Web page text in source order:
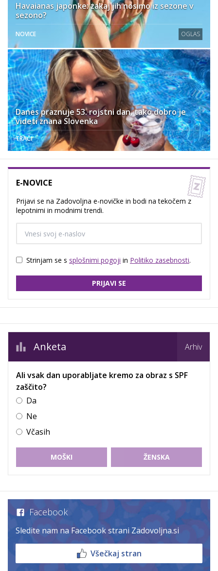
Havaianas japonke: zakaj jih nosimo iz sezone v
sezono?
NOVICE OGLAS
Danes praznuje 53. rojstni dan, tako dobro je
videti znana Slovenka
TRAČI
E-NOVICE
Prijavi se na Zadovoljna e-novičke in bodi na tekočem z
lepotnimi in modnimi trendi.
Strinjam se s splošnimi pogoji in Politiko zasebnosti.
PRIJAVI SE
Anketa Arhiv
Ali vsak dan uporabljate kremo za obraz s SPF
zaščito?
Da
Ne
Včasih
MOŠKI ŽENSKA
Facebook
Sledite nam na Facebook strani Zadovoljna.si
Všečkaj stran